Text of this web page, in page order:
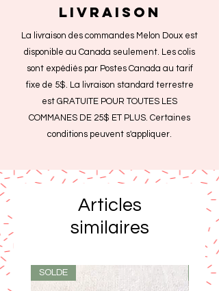
livraison
La livraison des commandes Melon Doux est
disponible au Canada seulement. Les colis
sont expédiés par Postes Canada au tarif
fixe de 5$. La livraison standard terrestre
est GRATUITE POUR TOUTES LES
COMMANES DE 25$ ET PLUS. Certaines
conditions peuvent s'appliquer.
Articles
similaires
SOLDE